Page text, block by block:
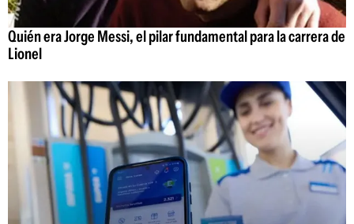
Quién era Jorge Messi, el pilar fundamental para la carrera de
Lionel